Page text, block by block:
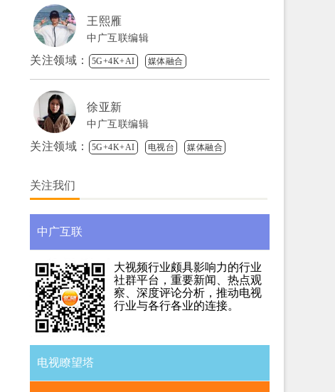
王熙雁
中广互联编辑
关注领域： 5G+4K+AI 媒体融合
徐亚新
中广互联编辑
关注领域： 5G+4K+AI 电视台 媒体融合
关注我们
中广互联
大视频行业颇具影响力的行业
社群平台，重要新闻、热点观
察、深度评论分析，推动电视
行业与各行各业的连接。
电视瞭望塔